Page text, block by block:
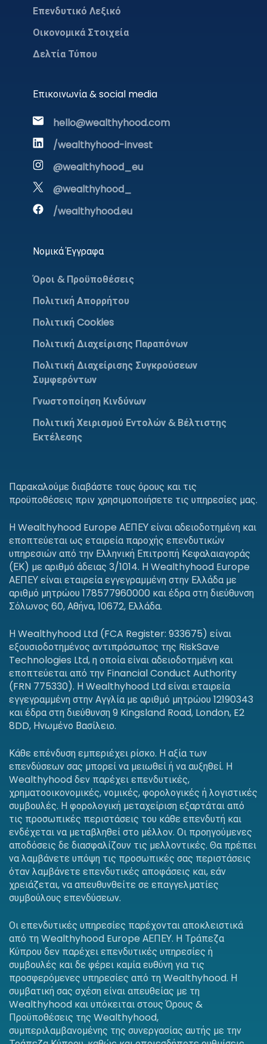
Επενδυτικό Λεξικό
Οικονομικά Στοιχεία
Δελτία Τύπου
Επικοινωνία & social media
hello@wealthyhood.com
/wealthyhood-invest
@wealthyhood_eu
@wealthyhood_
/wealthyhood.eu
Νομικά Έγγραφα
Όροι & Προϋποθέσεις
Πολιτική Απορρήτου
Πολιτική Cookies
Πολιτική Διαχείρισης Παραπόνων
Πολιτική Διαχείρισης Συγκρούσεων
Συμφερόντων
Γνωστοποίηση Κινδύνων
Πολιτική Χειρισμού Εντολών & Βέλτιστης
Εκτέλεσης
Παρακαλούμε διαβάστε τους όρους και τις
προϋποθέσεις πριν χρησιμοποιήσετε τις υπηρεσίες μας.
Η Wealthyhood Europe ΑΕΠΕΥ είναι αδειοδοτημένη και
εποπτεύεται ως εταιρεία παροχής επενδυτικών
υπηρεσιών από την Ελληνική Επιτροπή Κεφαλαιαγοράς
(ΕΚ) με αριθμό άδειας 3/1014. Η Wealthyhood Europe
ΑΕΠΕΥ είναι εταιρεία εγγεγραμμένη στην Ελλάδα με
αριθμό μητρώου 178577960000 και έδρα στη διεύθυνση
Σόλωνος 60, Αθήνα, 10672, Ελλάδα.
Η Wealthyhood Ltd (FCA Register: 933675) είναι
εξουσιοδοτημένος αντιπρόσωπος της RiskSave
Technologies Ltd, η οποία είναι αδειοδοτημένη και
εποπτεύεται από την Financial Conduct Authority
(FRN 775330). Η Wealthyhood Ltd είναι εταιρεία
εγγεγραμμένη στην Αγγλία με αριθμό μητρώου 12190343
και έδρα στη διεύθυνση 9 Kingsland Road, London, E2
8DD, Ηνωμένο Βασίλειο.
Κάθε επένδυση εμπεριέχει ρίσκο. Η αξία των
επενδύσεων σας μπορεί να μειωθεί ή να αυξηθεί. Η
Wealthyhood δεν παρέχει επενδυτικές,
χρηματοοικονομικές, νομικές, φορολογικές ή λογιστικές
συμβουλές. Η φορολογική μεταχείριση εξαρτάται από
τις προσωπικές περιστάσεις του κάθε επενδυτή και
ενδέχεται να μεταβληθεί στο μέλλον. Οι προηγούμενες
αποδόσεις δε διασφαλίζουν τις μελλοντικές. Θα πρέπει
να λαμβάνετε υπόψη τις προσωπικές σας περιστάσεις
όταν λαμβάνετε επενδυτικές αποφάσεις και, εάν
χρειάζεται, να απευθυνθείτε σε επαγγελματίες
συμβούλους επενδύσεων.
Οι επενδυτικές υπηρεσίες παρέχονται αποκλειστικά
από τη Wealthyhood Europe ΑΕΠΕΥ. Η Τράπεζα
Κύπρου δεν παρέχει επενδυτικές υπηρεσίες ή
συμβουλές και δε φέρει καμία ευθύνη για τις
προσφερόμενες υπηρεσίες από τη Wealthyhood. Η
συμβατική σας σχέση είναι απευθείας με τη
Wealthyhood και υπόκειται στους Όρους &
Προϋποθέσεις της Wealthyhood,
συμπεριλαμβανομένης της συνεργασίας αυτής με την